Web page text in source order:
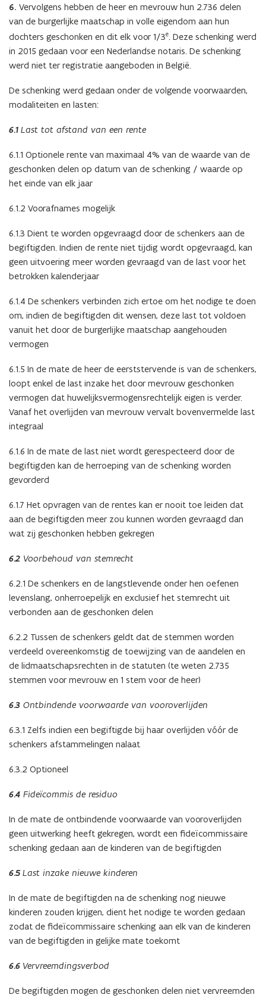
6. Vervolgens hebben de heer en mevrouw hun 2.736 delen
van de burgerlijke maatschap in volle eigendom aan hun
dochters geschonken en dit elk voor 1/3e. Deze schenking werd
in 2015 gedaan voor een Nederlandse notaris. De schenking
werd niet ter registratie aangeboden in België.
De schenking werd gedaan onder de volgende voorwaarden,
modaliteiten en lasten:
6.1 Last tot afstand van een rente
6.1.1 Optionele rente van maximaal 4% van de waarde van de
geschonken delen op datum van de schenking / waarde op
het einde van elk jaar
6.1.2 Voorafnames mogelijk
6.1.3 Dient te worden opgevraagd door de schenkers aan de
begiftigden. Indien de rente niet tijdig wordt opgevraagd, kan
geen uitvoering meer worden gevraagd van de last voor het
betrokken kalenderjaar
6.1.4 De schenkers verbinden zich ertoe om het nodige te doen
om, indien de begiftigden dit wensen, deze last tot voldoen
vanuit het door de burgerlijke maatschap aangehouden
vermogen
6.1.5 In de mate de heer de eerststervende is van de schenkers,
loopt enkel de last inzake het door mevrouw geschonken
vermogen dat huwelijksvermogensrechtelijk eigen is verder.
Vanaf het overlijden van mevrouw vervalt bovenvermelde last
integraal
6.1.6 In de mate de last niet wordt gerespecteerd door de
begiftigden kan de herroeping van de schenking worden
gevorderd
6.1.7 Het opvragen van de rentes kan er nooit toe leiden dat
aan de begiftigden meer zou kunnen worden gevraagd dan
wat zij geschonken hebben gekregen
6.2 Voorbehoud van stemrecht
6.2.1 De schenkers en de langstlevende onder hen oefenen
levenslang, onherroepelijk en exclusief het stemrecht uit
verbonden aan de geschonken delen
6.2.2 Tussen de schenkers geldt dat de stemmen worden
verdeeld overeenkomstig de toewijzing van de aandelen en
de lidmaatschapsrechten in de statuten (te weten 2.735
stemmen voor mevrouw en 1 stem voor de heer)
6.3 Ontbindende voorwaarde van vooroverlijden
6.3.1 Zelfs indien een begiftigde bij haar overlijden vóór de
schenkers afstammelingen nalaat
6.3.2 Optioneel
6.4 Fideïcommis de residuo
In de mate de ontbindende voorwaarde van vooroverlijden
geen uitwerking heeft gekregen, wordt een fideïcommissaire
schenking gedaan aan de kinderen van de begiftigden
6.5Last inzake nieuwe kinderen
In de mate de begiftigden na de schenking nog nieuwe
kinderen zouden krijgen, dient het nodige te worden gedaan
zodat de fideïcommissaire schenking aan elk van de kinderen
van de begiftigden in gelijke mate toekomt
6.6 Vervreemdingsverbod
De begiftigden mogen de geschonken delen niet vervreemden